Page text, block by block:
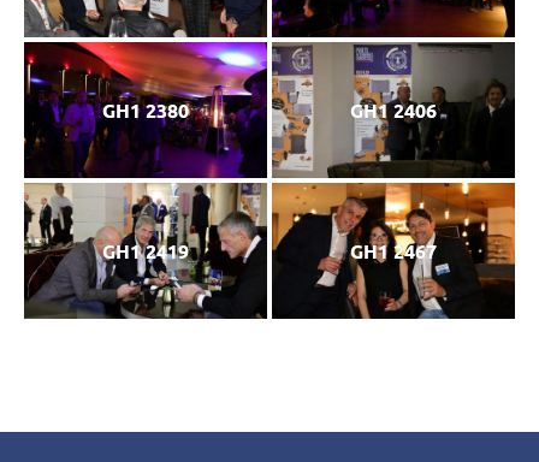
GH1 2380 GH1 2406
GH1 2419 GH1 2467